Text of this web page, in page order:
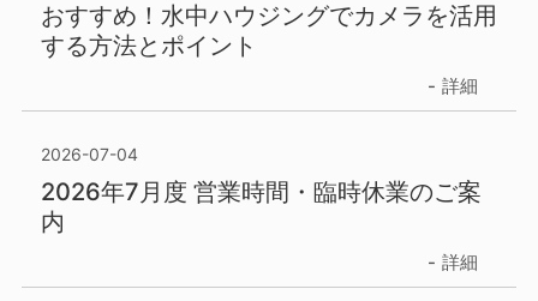
おすすめ！水中ハウジングでカメラを活用
する方法とポイント
詳細
2026-07-04
2026年7月度 営業時間・臨時休業のご案
内
詳細